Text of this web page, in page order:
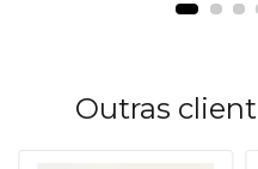
do meu pedido e
Outras